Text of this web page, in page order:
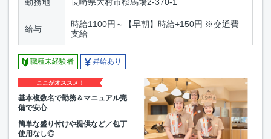
給与
時給1100円～【早朝】時給+150円 ※交通費
支給
職種未経験者 昇給あり
ここがオススメ！
基本複数名で勤務＆マニュアル完
備で安心
簡単な盛り付けや提供など／包丁
使用なし◎